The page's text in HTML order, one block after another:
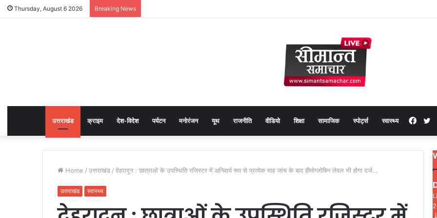
Thursday, August 6 2026 Breaking News
उत्तराखंड क्राइम देश-विदेश पर्यटन मनोरंजन यूथ राजनीति वीडियो शिक्षा सामाजिक स्पोर्ट्स स्वास्थ्य
Home / उत्तराखंड / देहरादून : छात्राओं के उपस्थिति रजिस्टर में अनिवार्य रूप से प्रत्येक माह जांच के बाद हीमोग्लोबिन लेवल भी होगा दर्ज…
उत्तराखंड स्वास्थ्य